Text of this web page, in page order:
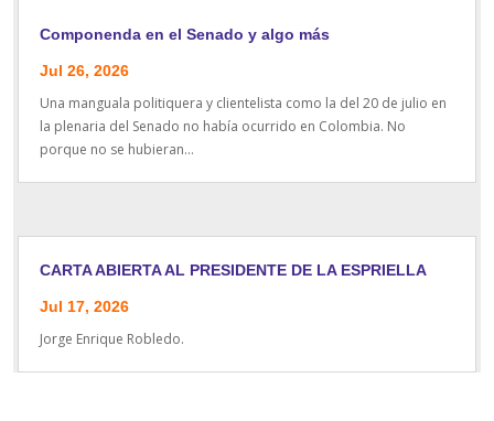
Componenda en el Senado y algo más
Jul 26, 2026
Una manguala politiquera y clientelista como la del 20 de julio en
la plenaria del Senado no había ocurrido en Colombia. No
porque no se hubieran...
CARTA ABIERTA AL PRESIDENTE DE LA ESPRIELLA
Jul 17, 2026
Jorge Enrique Robledo.